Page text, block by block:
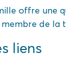
offre une
membre de la
liens